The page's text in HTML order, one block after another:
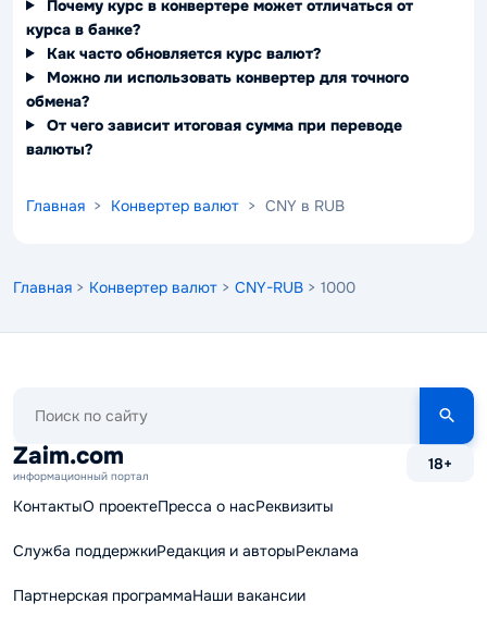
Почему курс в конвертере может отличаться от
курса в банке?
Как часто обновляется курс валют?
Можно ли использовать конвертер для точного
обмена?
От чего зависит итоговая сумма при переводе
валюты?
Главная > Конвертер валют > CNY в RUB
Главная > Конвертер валют > CNY-RUB > 1000
сайту
Zaim.com
информационный портал
18+
КонтактыО проектеПресса о насРеквизиты
Служба поддержкиРедакция и авторыРеклама
Партнерская программаНаши вакансии